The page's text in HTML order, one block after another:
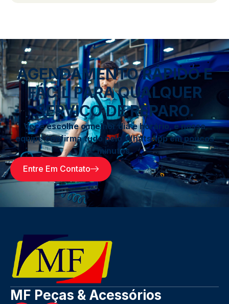
AGENDAMENTO RÁPIDO E
FÁCIL PARA QUALQUER
SERVIÇO DE REPARO.
Você escolhe o melhor dia e horário, e nossa
equipe confirma tudo pelo WhatsApp em poucos
minutos.
Entre Em Contato
MF Peças & Acessórios